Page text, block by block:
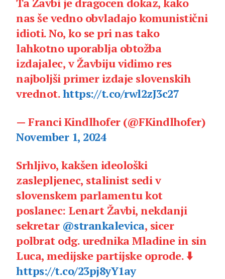
Ta Žavbi je dragocen dokaz, kako
nas še vedno obvladajo komunistični
idioti. No, ko se pri nas tako
lahkotno uporablja obtožba
izdajalec, v Žavbiju vidimo res
najboljši primer izdaje slovenskih
vrednot.https://t.co/rwl2zJ3c27
— Franci Kindlhofer (@FKindlhofer)
November 1, 2024
Srhljivo, kakšen ideološki
zaslepljenec, stalinist sedi v
slovenskem parlamentu kot
poslanec: Lenart Žavbi, nekdanji
sekretar @strankalevica, sicer
polbrat odg. urednika Mladine in sin
Luca, medijske partijske oprode. ⬇️
https://t.co/23pj8yY1ay